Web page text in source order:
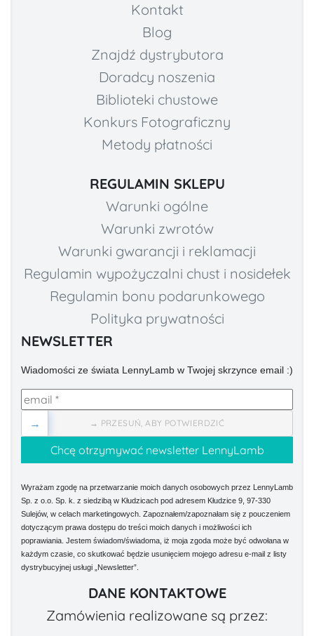
Kontakt
Blog
Znajdź dystrybutora
Doradcy noszenia
Biblioteki chustowe
Konkurs Fotograficzny
Metody płatności
REGULAMIN SKLEPU
Warunki ogólne
Warunki zwrotów
Warunki gwarancji i reklamacji
Regulamin wypożyczalni chust i nosidełek
Regulamin bonu podarunkowego
Polityka prywatności
NEWSLETTER
Wiadomości ze świata LennyLamb w Twojej skrzynce email :)
→ PRZESUŃ, ABY POTWIERDZIĆ
→
Wyrażam zgodę na przetwarzanie moich danych osobowych przez LennyLamb
Sp. z o.o. Sp. k. z siedzibą w Kłudzicach pod adresem Kłudzice 9, 97-330
Sulejów, w celach marketingowych. Zapoznałem/zapoznałam się z pouczeniem
dotyczącym prawa dostępu do treści moich danych i możliwości ich
poprawiania. Jestem świadom/świadoma, iż moja zgoda może być odwołana w
każdym czasie, co skutkować będzie usunięciem mojego adresu e-mail z listy
dystrybucyjnej usługi „Newsletter”.
DANE KONTAKTOWE
Zamówienia realizowane są przez: